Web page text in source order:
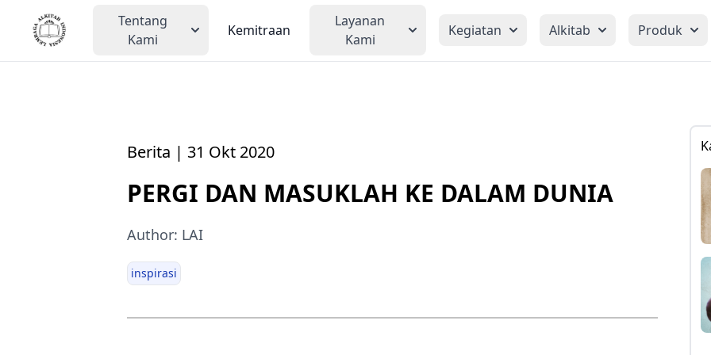
Tentang
Kami
Kemitraan
Layanan
Kami
Kegiatan Alkitab Produk
Berita | 31 Okt 2020
PERGI DAN MASUKLAH KE DALAM DUNIA
Author: LAI
inspirasi